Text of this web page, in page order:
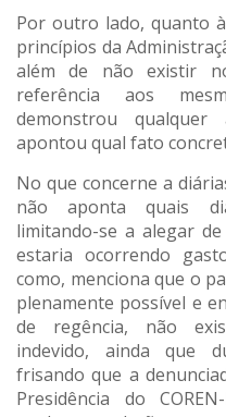
Por outro lado, quanto
princípios da
além de não existir
referência aos
demonstrou
apontou qual fato
No que concerne a
não aponta quais
limitando-se a alegar
estaria ocorrendo
como, menciona que o
plenamente possível e
de regência, não
indevido, ainda que
frisando que a
Presidência do